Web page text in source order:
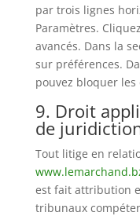
par trois lignes
Paramètres.
avancés. Dans la
sur préférences.
pouvez bloquer les
9. Droit
de
Tout litige en
est fait attribution
tribunaux